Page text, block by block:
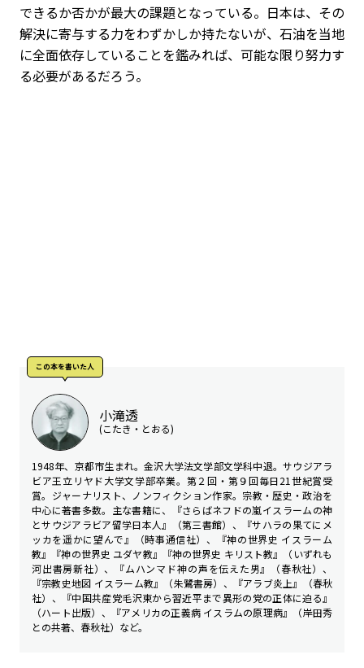
できるか否かが最大の課題となっている。日本は、その
解決に寄与する力をわずかしか持たないが、石油を当地
に全面依存していることを鑑みれば、可能な限り努力す
る必要があるだろう。
この本を書いた人
小滝透
(こたき・とおる)
1948年、京都市生まれ。金沢大学法文学部文学科中退。サウジアラ
ビア王立リヤド大学文学部卒業。第２回・第９回毎日21世紀賞受
賞。ジャーナリスト、ノンフィクション作家。宗教・歴史・政治を
中心に著書多数。主な書籍に、『さらばネフドの嵐――イスラームの神
とサウジアラビア留学日本人』（第三書館）、『サハラの果てに――メ
ッカを遥かに望んで』（時事通信社）、『神の世界史 イスラーム
教』『神の世界史 ユダヤ教』『神の世界史 キリスト教』（いずれも
河出書房新社）、『ムハンマド――神の声を伝えた男』（春秋社）、
『宗教史地図 イスラーム教』（朱鷺書房）、『アラブ炎上』（春秋
社）、『中国共産党――毛沢東から習近平まで異形の党の正体に迫る』
（ハート出版）、『アメリカの正義病 イスラムの原理病』（岸田秀
との共著、春秋社）など。